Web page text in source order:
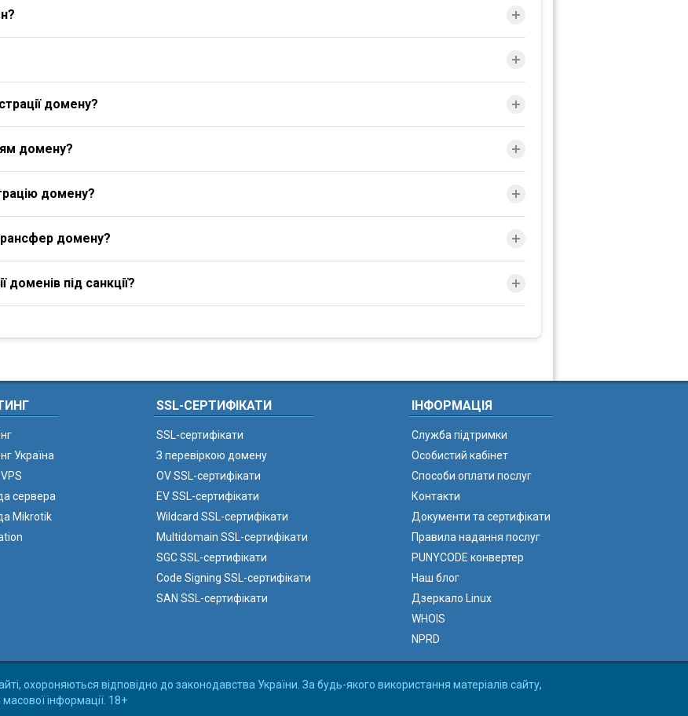
домену?
домену?
домену?
домену?
доменів під санкції?
Україна
сервера
Mikrotik
SSL-СЕРТИФІКАТИ
SSL-сертифікати
З перевіркою домену
OV SSL-сертифікати
EV SSL-сертифікати
Wildcard SSL-сертифікати
Multidomain SSL-сертифікати
SGC SSL-сертифікати
Code Signing SSL-сертифікати
SAN SSL-сертифікати
ІНФОРМАЦІЯ
Служба підтримки
Особистий кабінет
Способи оплати послуг
Контакти
Документи та сертифікати
Правила надання послуг
PUNYCODE конвертер
Наш блог
Дзеркало Linux
WHOIS
NPRD
охороняються відповідно до законодавства України. За будь-якого використання матеріалів сайту,
інформації. 18+